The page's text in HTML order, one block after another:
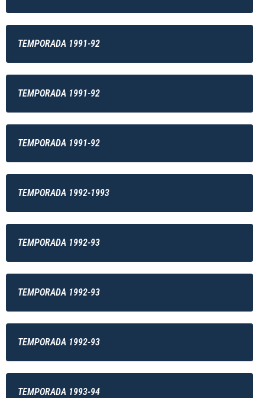
TEMPORADA 1991-92
TEMPORADA 1991-92
TEMPORADA 1991-92
TEMPORADA 1992-1993
TEMPORADA 1992-93
TEMPORADA 1992-93
TEMPORADA 1992-93
TEMPORADA 1993-94